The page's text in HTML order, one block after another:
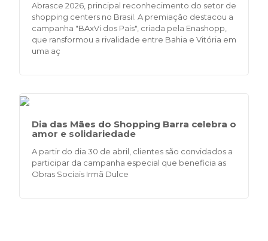
Abrasce 2026, principal reconhecimento do setor de
shopping centers no Brasil. A premiação destacou a
campanha "BAxVi dos Pais", criada pela Enashopp,
que ransformou a rivalidade entre Bahia e Vitória em
uma aç
Dia das Mães do Shopping Barra celebra o
amor e solidariedade
A partir do dia 30 de abril, clientes são convidados a
participar da campanha especial que beneficia as
Obras Sociais Irmã Dulce